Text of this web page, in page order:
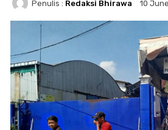
Penulis : Redaksi Bhirawa 10